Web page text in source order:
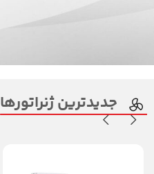
جدیدترین ژنراتورها